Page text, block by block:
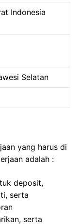
Indonesia
Selatan
yang harus di
adalah :
deposit,
serta
serta